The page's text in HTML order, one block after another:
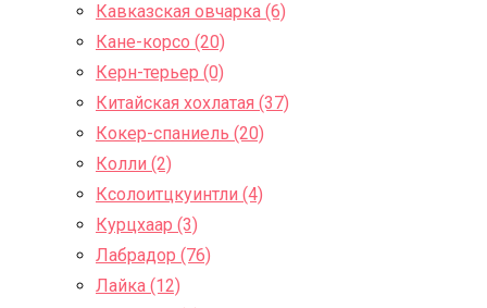
Кавказская овчарка (6)
Кане-корсо (20)
Керн-терьер (0)
Китайская хохлатая (37)
Кокер-спаниель (20)
Колли (2)
Ксолоитцкуинтли (4)
Курцхаар (3)
Лабрадор (76)
Лайка (12)